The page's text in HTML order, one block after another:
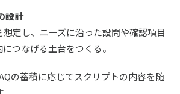
設計
定し、ニーズに沿った設問や確認項目
つなげる土台をつくる。
の蓄積に応じてスクリプトの内容を随